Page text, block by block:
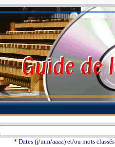
* Dates (j/mm/aaaa) et/ou mots